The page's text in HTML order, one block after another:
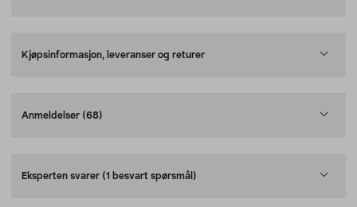
Kjøpsinformasjon, leveranser og returer
Anmeldelser (68)
Eksperten svarer (1 besvart spørsmål)